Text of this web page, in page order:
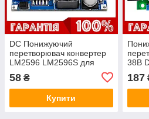
DC Понижуючий
перетворювач конвертер
LM2596 LM2596S для
58 ₴
Купити
38В
187